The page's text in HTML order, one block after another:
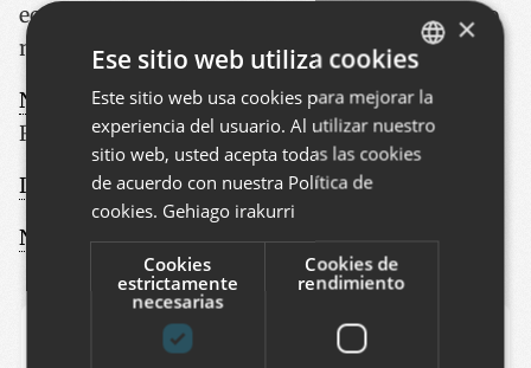
ecosistema de empresas ZOPE/PLONE es mucho
más amplio que la propia asociación.
Nota de PrensaUNU Merit Flossimpact Press
Release
Informe Flossimpact(1,8Mb)
Noticia en la web de ZEA Partners
Agregar comentario
BASQUE
SPANISH
×
Ese sitio web utiliza cookies
Este sitio web usa cookies para mejorar la
experiencia del usuario. Al utilizar nuestro
sitio web, usted acepta todas las cookies
de acuerdo con nuestra Política de
cookies. Gehiago irakurri
Cookies
estrictamente
necesarias
Cookies de
rendimiento